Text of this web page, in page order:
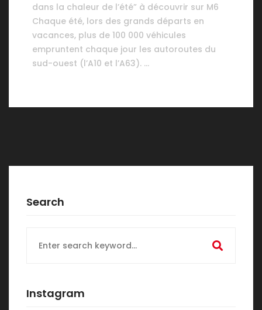
dans la chaleur de l’été” à découvrir sur M6
Chaque été, lors des grands départs en
vacances, plus de 100 000 véhicules
empruntent chaque jour les autoroutes du
sud-ouest (l’A10 et l’A63). …
Search
for:
Instagram